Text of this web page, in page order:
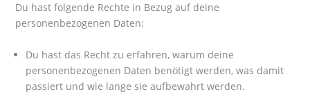
Du hast folgende Rechte in Bezug auf deine
personenbezogenen Daten:
Du hast das Recht zu erfahren, warum deine
personenbezogenen Daten benötigt werden, was damit
passiert und wie lange sie aufbewahrt werden.